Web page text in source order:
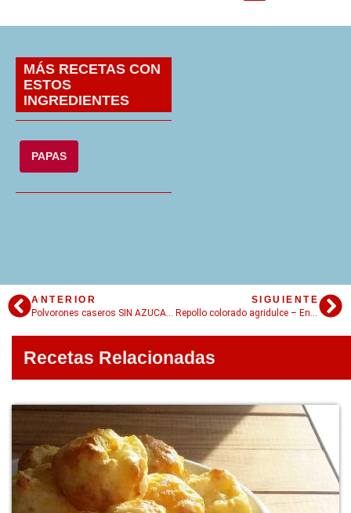
MÁS RECETAS CON
ESTOS
INGREDIENTES
PAPAS
ANTERIOR
Polvorones caseros SIN AZUCAR – Ricos y sabrosos
SIGUIENTE
Repollo colorado agridulce – Enamorarse de una guarnición.
Recetas Relacionadas